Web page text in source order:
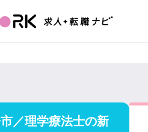
／理学療法士の新